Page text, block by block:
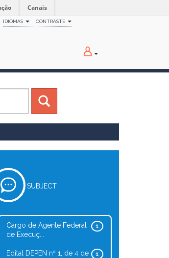
Canais
IDIOMAS CONTRASTE
SUBJECT
1
Cargo de Agente Federal
de Execuç...
1
Edital DEPEN nº 1, de 4 de